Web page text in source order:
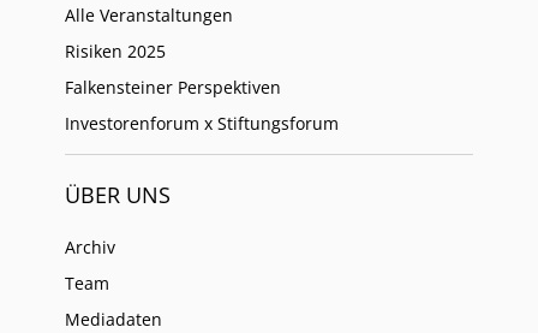
Alle Veranstaltungen
Risiken 2025
Falkensteiner Perspektiven
Investorenforum x Stiftungsforum
ÜBER UNS
Archiv
Team
Mediadaten